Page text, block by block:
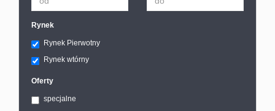
Rynek
Rynek Pierwotny
Rynek wtórny
Oferty
specjalne